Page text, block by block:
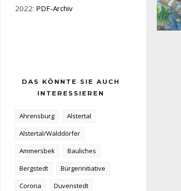
2022: PDF-Archiv
DAS KÖNNTE SIE AUCH
INTERESSIEREN
Ahrensburg
Alstertal
Alstertal/Walddörfer
Ammersbek
Bauliches
Bergstedt
Bürgerinitiative
Corona
Duvenstedt